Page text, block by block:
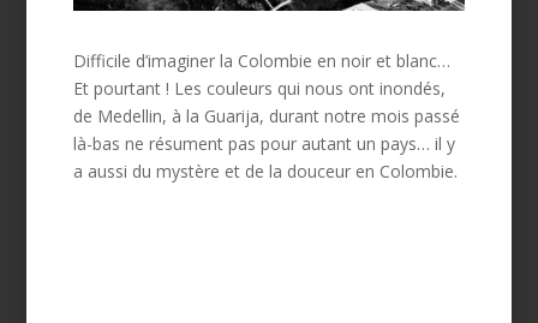
Difficile d’imaginer la Colombie en noir et blanc…
Et pourtant ! Les couleurs qui nous ont inondés,
de Medellin, à la Guarija, durant notre mois passé
là-bas ne résument pas pour autant un pays… il y
a aussi du mystère et de la douceur en Colombie.